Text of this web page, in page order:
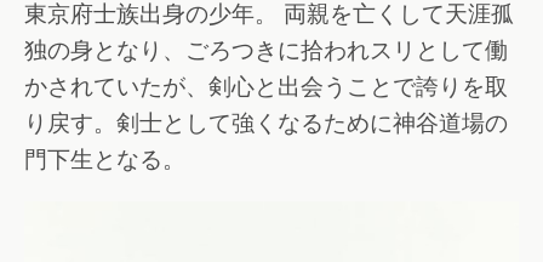
東京府士族出身の少年。 両親を亡くして天涯孤
独の身となり、ごろつきに拾われスリとして働
かされていたが、剣心と出会うことで誇りを取
り戻す。剣士として強くなるために神谷道場の
門下生となる。